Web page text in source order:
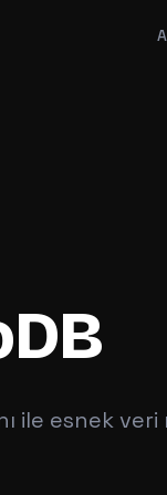
ile esnek